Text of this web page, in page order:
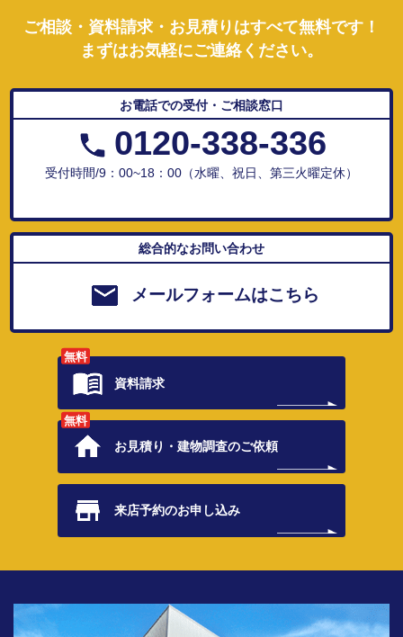
ご相談・資料請求・お見積りはすべて無料です！
まずはお気軽にご連絡ください。
お電話での受付・ご相談窓口
0120-338-336
受付時間/9：00~18：00（水曜、祝日、第三火曜定休）
総合的なお問い合わせ
メールフォームはこちら
無料
資料請求
無料
お見積り・建物調査のご依頼
来店予約のお申し込み